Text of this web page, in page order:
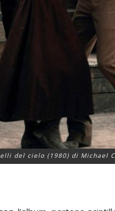
del cielo (1980) di Michael